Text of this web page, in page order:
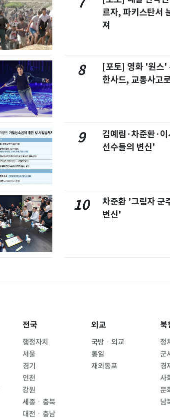
르자, 파키스탄서
져
8
[포토] 영화 '원스'
한사드, 교통사고
9
김예림·차준환·
선수들의 변신'
10
차준환 '그림자 군
변신'
전국
행정자치
서울
경기
인천
강원
세종ㆍ충북
대전ㆍ충남
외교
국방ㆍ외교
통일
재외동포
북
정
군
경
사
문
남